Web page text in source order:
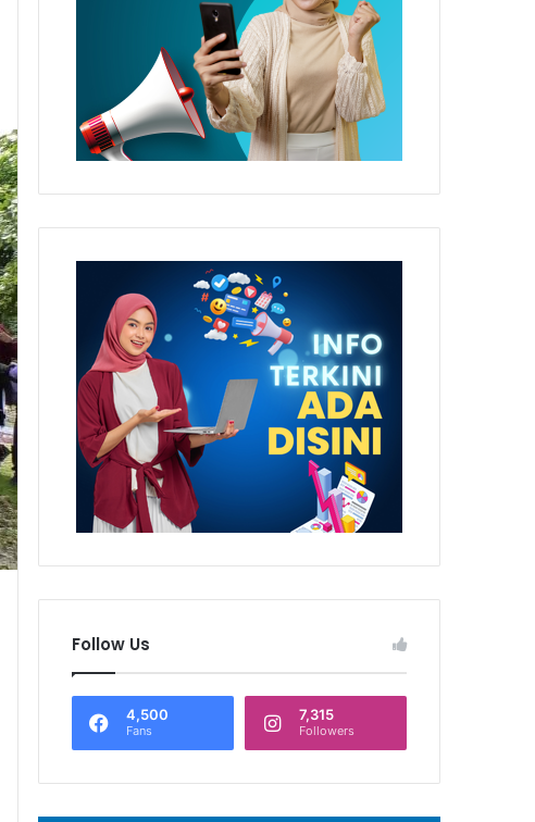
Follow Us
4,500
Fans
7,315
Followers